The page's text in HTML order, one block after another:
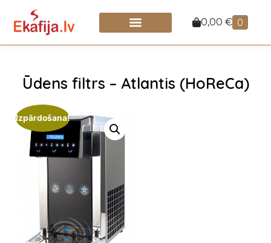
0,00€ 0
Ūdens filtrs – Atlantis (HoReCa)
Izpārdošana!